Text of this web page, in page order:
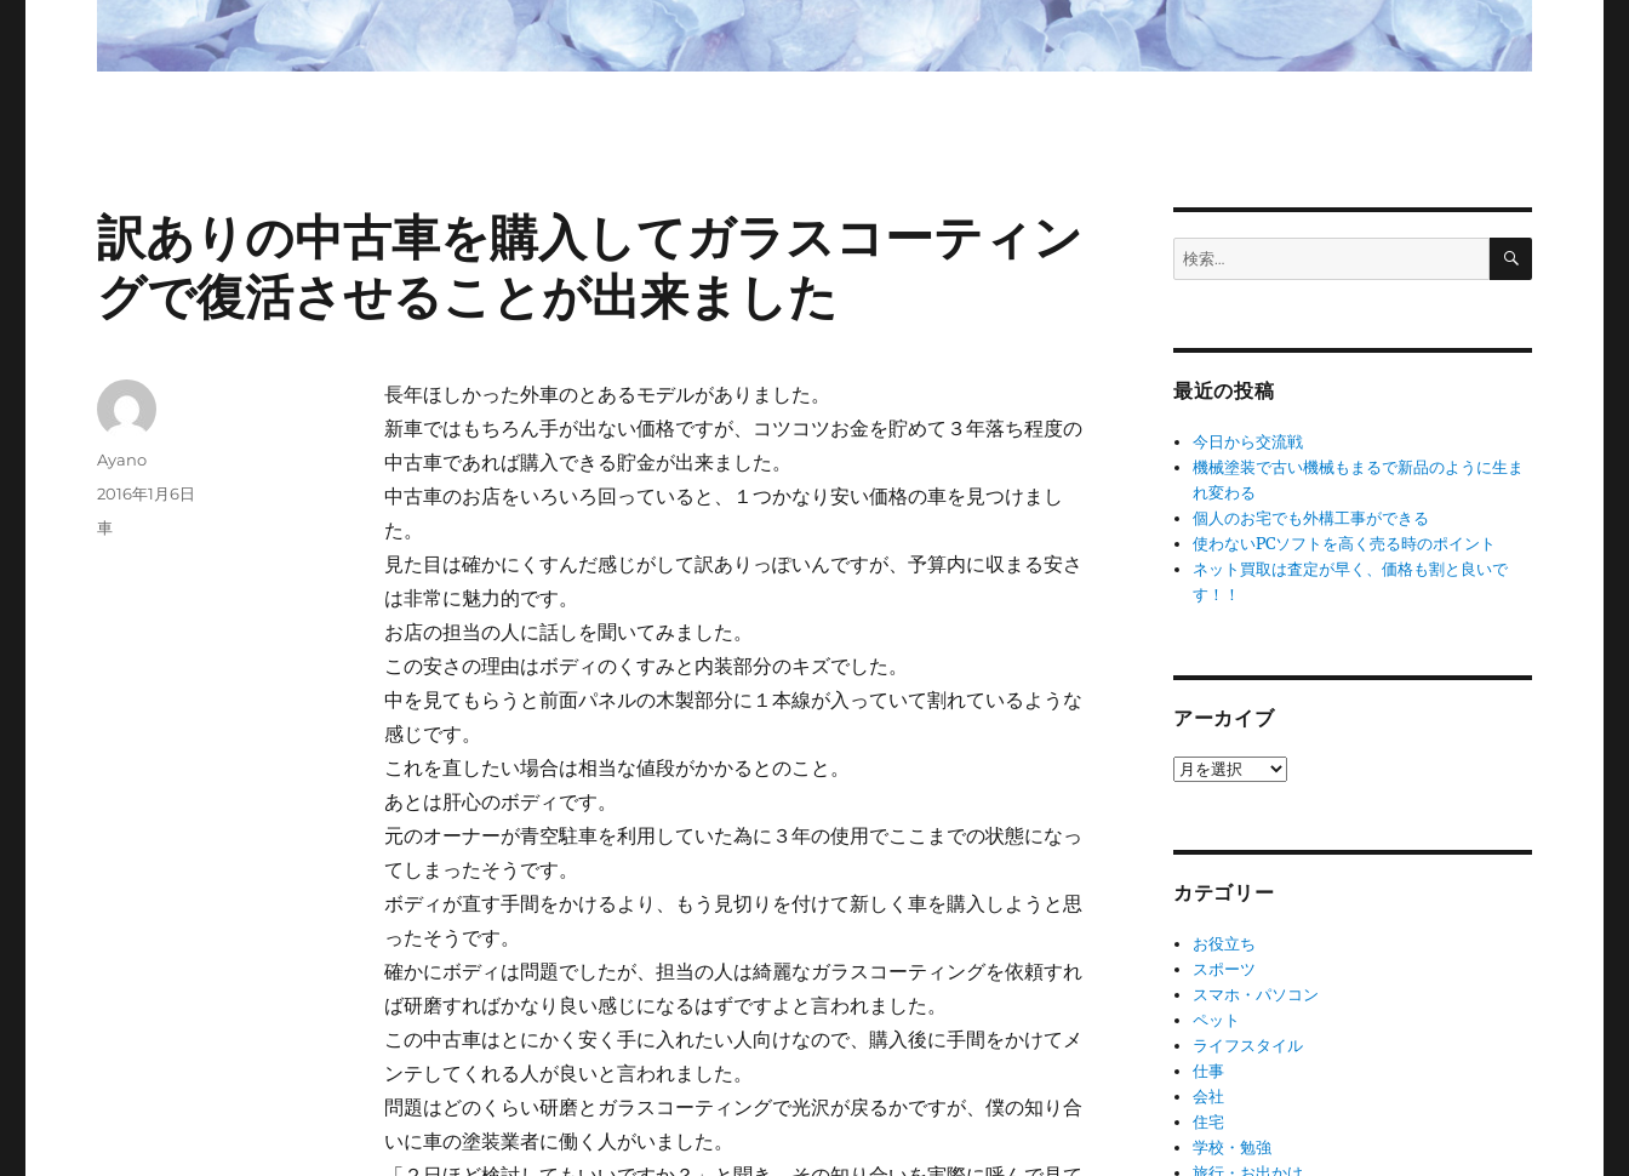
訳ありの中古車を購入してガラスコーティン
グで復活させることが出来ました
長年ほしかった外車のとあるモデルがありました。
新車ではもちろん手が出ない価格ですが、コツコツお金を貯めて３年落ち程度の
中古車であれば購入できる貯金が出来ました。
中古車のお店をいろいろ回っていると、１つかなり安い価格の車を見つけまし
た。
見た目は確かにくすんだ感じがして訳ありっぽいんですが、予算内に収まる安さ
は非常に魅力的です。
お店の担当の人に話しを聞いてみました。
この安さの理由はボディのくすみと内装部分のキズでした。
中を見てもらうと前面パネルの木製部分に１本線が入っていて割れているような
感じです。
これを直したい場合は相当な値段がかかるとのこと。
あとは肝心のボディです。
元のオーナーが青空駐車を利用していた為に３年の使用でここまでの状態になっ
てしまったそうです。
ボディが直す手間をかけるより、もう見切りを付けて新しく車を購入しようと思
ったそうです。
確かにボディは問題でしたが、担当の人は綺麗なガラスコーティングを依頼すれ
ば研磨すればかなり良い感じになるはずですよと言われました。
この中古車はとにかく安く手に入れたい人向けなので、購入後に手間をかけてメ
ンテしてくれる人が良いと言われました。
問題はどのくらい研磨とガラスコーティングで光沢が戻るかですが、僕の知り合
いに車の塗装業者に働く人がいました。
投
Ayano
投
稿
2016年1月6日
カ
車
検
索:
検
最近の投稿
今日から交流戦
機械塗装で古い機械もまるで新品のように生ま
れ変わる
個人のお宅でも外構工事ができる
使わないPCソフトを高く売る時のポイント
ネット買取は査定が早く、価格も割と良いで
す！！
アーカイブ
ア
カテゴリー
お役立ち
スポーツ
スマホ・パソコン
ペット
ライフスタイル
仕事
会社
住宅
学校・勉強